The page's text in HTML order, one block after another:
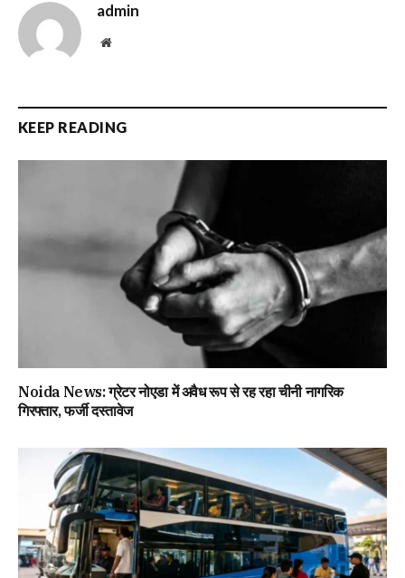
admin
Website
KEEP READING
Noida News: ग्रेटर नोएडा में अवैध रूप से रह रहा चीनी नागरिक
गिरफ्तार, फर्जी दस्तावेज